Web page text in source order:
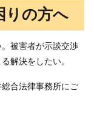
の方へ
被害者が示談交渉
解決をしたい。
合法律事務所にご